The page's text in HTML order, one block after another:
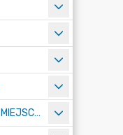
NADANIE STATUSU MIASTA MIEJSCOWOŚCI KIKÓŁ